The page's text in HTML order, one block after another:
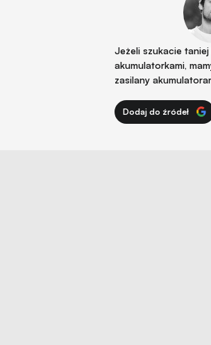
Jeżeli szukacie
akumulatorkami,
zasilany
Dodaj do źródeł